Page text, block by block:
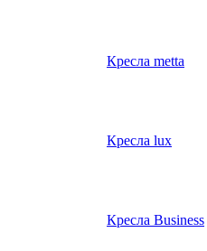
Кресла metta
Кресла lux
Кресла Business